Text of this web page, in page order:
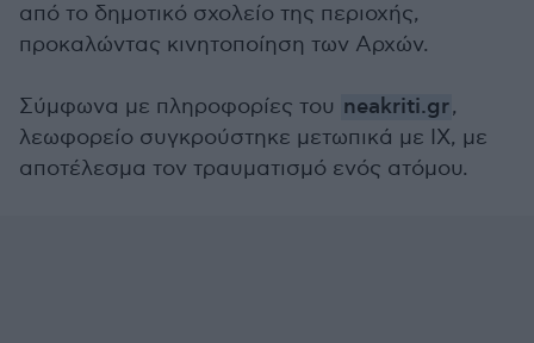
από το δημοτικό σχολείο της περιοχής,
προκαλώντας κινητοποίηση των Αρχών.
Σύμφωνα με πληροφορίες του neakriti.gr,
λεωφορείο συγκρούστηκε μετωπικά με ΙΧ, με
αποτέλεσμα τον τραυματισμό ενός ατόμου.